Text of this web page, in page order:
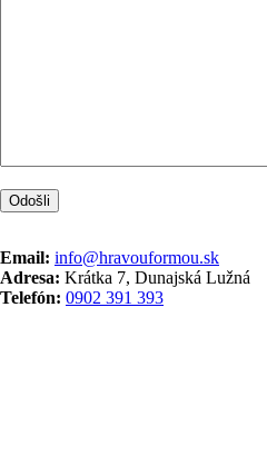
Email: info@hravouformou.sk
Adresa: Krátka 7, Dunajská Lužná
Telefón: 0902 391 393